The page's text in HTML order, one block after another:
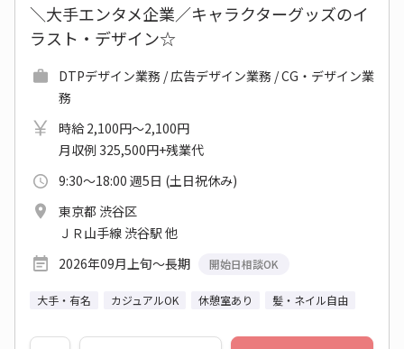
＼大手エンタメ企業／キャラクターグッズのイ
ラスト・デザイン☆
DTPデザイン業務 / 広告デザイン業務 / CG・デザイン業
務
時給 2,100円～2,100円
月収例 325,500円+残業代
9:30～18:00 週5日 (土日祝休み)
東京都 渋谷区
ＪＲ山手線 渋谷駅 他
2026年09月上旬～長期
開始日相談OK
大手・有名 カジュアルOK 休憩室あり 髪・ネイル自由